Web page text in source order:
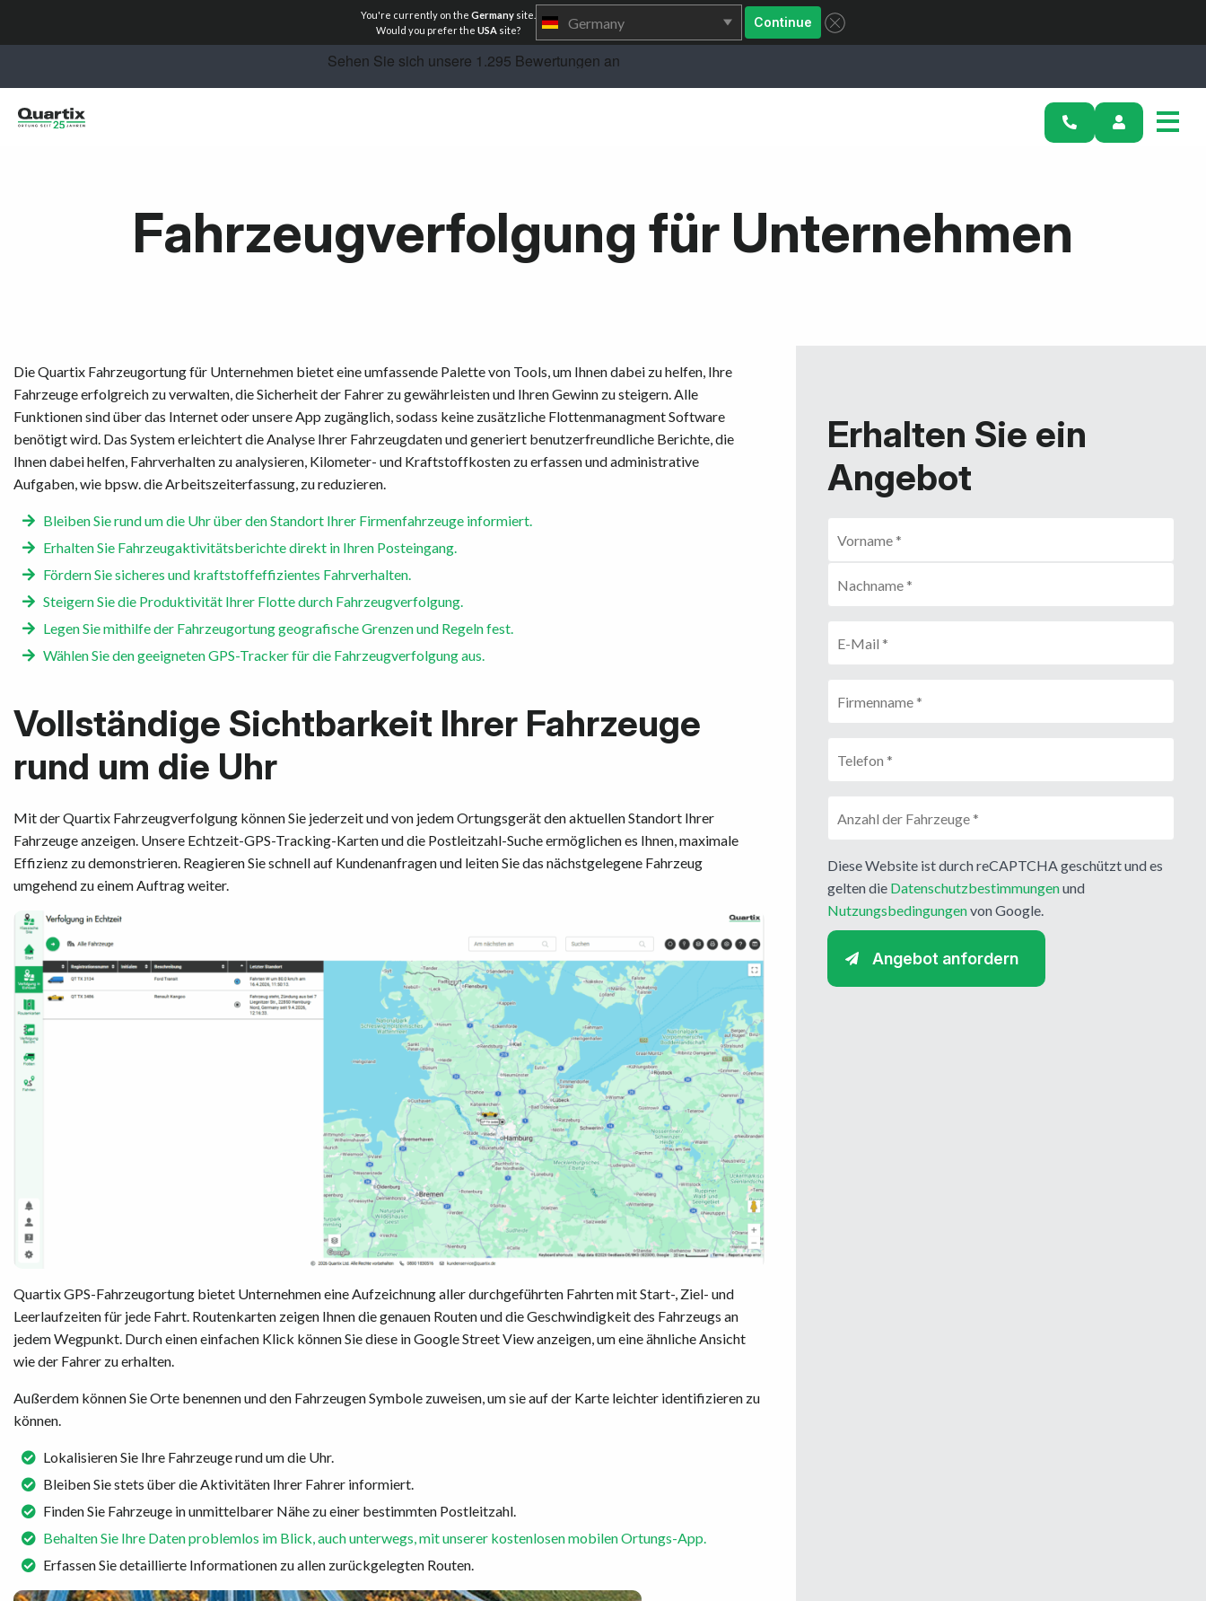
You're currently on the Germanysite.
Would you prefer the USAsite? Germany Continue
Rechner
Vertriebspartner
Ressourcen
Fahrzeugverfolgung für Unternehmen
Die Quartix Fahrzeugortung für Unternehmen bietet eine umfassende Palette von Tools, um Ihnen dabei zu helfen, Ihre
Fahrzeuge erfolgreich zu verwalten, die Sicherheit der Fahrer zu gewährleisten und Ihren Gewinn zu steigern. Alle
Funktionen sind über das Internet oder unsere App zugänglich, sodass keine zusätzliche Flottenmanagment Software
benötigt wird. Das System erleichtert die Analyse Ihrer Fahrzeugdaten und generiert benutzerfreundliche Berichte, die
Ihnen dabei helfen, Fahrverhalten zu analysieren, Kilometer- und Kraftstoffkosten zu erfassen und administrative
Aufgaben, wie bpsw. die Arbeitszeiterfassung, zu reduzieren.
Bleiben Sie rund um die Uhr über den Standort Ihrer Firmenfahrzeuge informiert.
Erhalten Sie Fahrzeugaktivitätsberichte direkt in Ihren Posteingang.
Fördern Sie sicheres und kraftstoffeffizientes Fahrverhalten.
Steigern Sie die Produktivität Ihrer Flotte durch Fahrzeugverfolgung.
Legen Sie mithilfe der Fahrzeugortung geografische Grenzen und Regeln fest.
Wählen Sie den geeigneten GPS-Tracker für die Fahrzeugverfolgung aus.
Vollständige Sichtbarkeit Ihrer Fahrzeuge
rund um die Uhr
Mit der Quartix Fahrzeugverfolgung können Sie jederzeit und von jedem Ortungsgerät den aktuellen Standort Ihrer
Fahrzeuge anzeigen. Unsere Echtzeit-GPS-Tracking-Karten und die Postleitzahl-Suche ermöglichen es Ihnen, maximale
Effizienz zu demonstrieren. Reagieren Sie schnell auf Kundenanfragen und leiten Sie das nächstgelegene Fahrzeug
umgehend zu einem Auftrag weiter.
Quartix GPS-Fahrzeugortung bietet Unternehmen eine Aufzeichnung aller durchgeführten Fahrten mit Start-, Ziel- und
Leerlaufzeiten für jede Fahrt. Routenkarten zeigen Ihnen die genauen Routen und die Geschwindigkeit des Fahrzeugs an
jedem Wegpunkt. Durch einen einfachen Klick können Sie diese in Google Street View anzeigen, um eine ähnliche Ansicht
wie der Fahrer zu erhalten.
Außerdem können Sie Orte benennen und den Fahrzeugen Symbole zuweisen, um sie auf der Karte leichter identifizieren zu
können.
Lokalisieren Sie Ihre Fahrzeuge rund um die Uhr.
Bleiben Sie stets über die Aktivitäten Ihrer Fahrer informiert.
Finden Sie Fahrzeuge in unmittelbarer Nähe zu einer bestimmten Postleitzahl.
Behalten Sie Ihre Daten problemlos im Blick, auch unterwegs, mit unserer kostenlosen mobilen Ortungs-App.
Erfassen Sie detaillierte Informationen zu allen zurückgelegten Routen.
Erhalten Sie ein
Angebot
Diese Website ist durch reCAPTCHA geschützt und es
gelten die Datenschutzbestimmungenund
Nutzungsbedingungenvon Google.